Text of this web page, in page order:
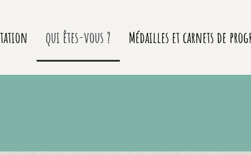
qui êtes-vous ? Médailles et carnets de